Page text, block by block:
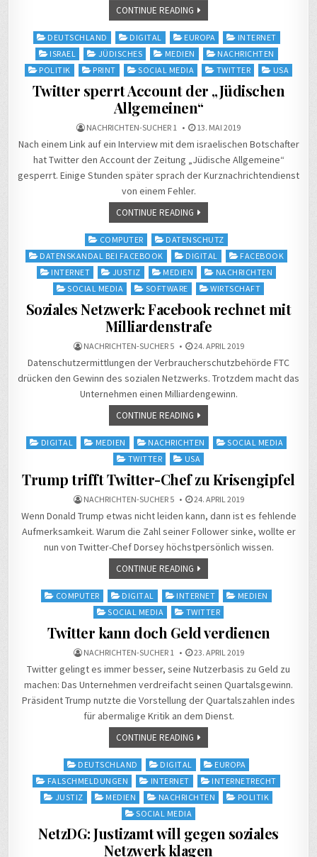
CONTINUE READING
Posted
in
DEUTSCHLAND DIGITAL EUROPA
INTERNET
ISRAEL
JÜDISCHES MEDIEN
NACHRICHTEN
POLITIK
PRINT SOCIAL MEDIA TWITTER USA
Twitter sperrt Account der „Jüdischen
Allgemeinen“
NACHRICHTEN-SUCHER 1 13. MAI 2019
Nach einem Link auf ein Interview mit dem israelischen Botschafter
hat Twitter den Account der Zeitung „Jüdische Allgemeine“
gesperrt. Einige Stunden später sprach der Kurznachrichtendienst
von einem Fehler.
CONTINUE READING
Posted
in
COMPUTER
DATENSCHUTZ
DATENSKANDAL BEI FACEBOOK
DIGITAL
FACEBOOK
INTERNET
JUSTIZ MEDIEN
NACHRICHTEN
SOCIAL MEDIA
SOFTWARE WIRTSCHAFT
Soziales Netzwerk: Facebook rechnet mit
Milliardenstrafe
NACHRICHTEN-SUCHER 5 24. APRIL 2019
Datenschutzermittlungen der Verbraucherschutzbehörde FTC
drücken den Gewinn des sozialen Netzwerks. Trotzdem macht das
Unternehmen einen Milliardengewinn.
CONTINUE READING
PostedDIGITAL MEDIEN NACHRICHTEN
SOCIAL MEDIA
TWITTER
USA
Trump trifft Twitter-Chef zu Krisengipfel
NACHRICHTEN-SUCHER 5 24. APRIL 2019
Wenn Donald Trump etwas nicht leiden kann, dann ist es fehlende
Aufmerksamkeit. Warum die Zahl seiner Follower sinke, wollte er
nun von Twitter-Chef Dorsey höchstpersönlich wissen.
CONTINUE READING
Posted
COMPUTER DIGITAL INTERNET
MEDIEN
SOCIAL MEDIA
TWITTER
Twitter kann doch Geld verdienen
NACHRICHTEN-SUCHER 1 23. APRIL 2019
Twitter gelingt es immer besser, seine Nutzerbasis zu Geld zu
machen: Das Unternehmen verdreifacht seinen Quartalsgewinn.
Präsident Trump nutzte die Vorstellung der Quartalszahlen indes
für abermalige Kritik an dem Dienst.
CONTINUE READING
Posted
in
DEUTSCHLAND DIGITAL
EUROPA
FALSCHMELDUNGEN
INTERNET
INTERNETRECHT
JUSTIZ
MEDIEN NACHRICHTEN
POLITIK
SOCIAL MEDIA
NetzDG: Justizamt will gegen soziales
Netzwerk klagen